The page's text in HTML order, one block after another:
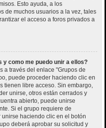
Esto ayuda, a los
de muchos usuarios a la vez, tales
el acceso a foros privados a
y como me puedo unir a ellos?
a través del enlace "Grupos de
puede proceder haciendo clic en
tienen libre acceso. Sin embargo,
unirse, otros están cerrados y
abierto, puede unirse
Si el grupo requiere de
haciendo clic en el botón
deberá aprobar su solicitud y